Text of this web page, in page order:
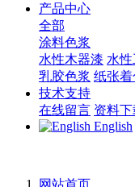
产品中心
全部
涂料色浆
水性木器漆 水
乳胶色浆 纸张着
技术支持
在线留言 资料下
English
网站首页